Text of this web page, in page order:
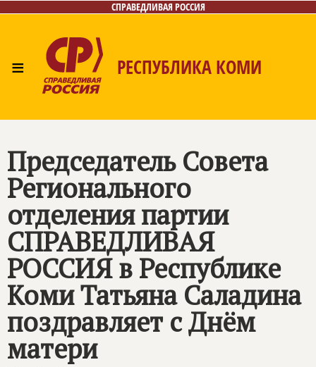
СПРАВЕДЛИВАЯ РОССИЯ
≡ РЕСПУБЛИКА КОМИ
Поиск
Председатель Совета
Регионального
отделения партии
СПРАВЕДЛИВАЯ
РОССИЯв Республике
Коми Татьяна Саладина
поздравляет с Днём
матери